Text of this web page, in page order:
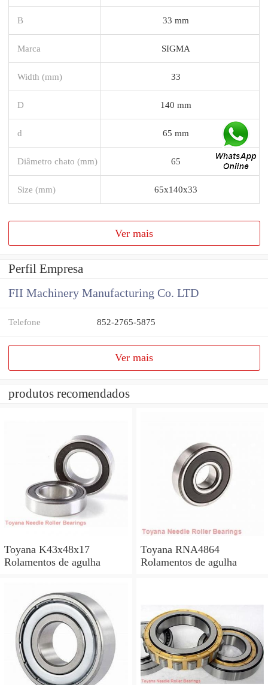
B 33 mm
Marca SIGMA
Width (mm) 33
D 140 mm
d 65 mm
Diâmetro chato (mm) 65
Size (mm) 65x140x33
Ver mais
Perfil Empresa
FII Machinery Manufacturing Co. LTD
Telefone 852-2765-5875
Ver mais
produtos recomendados
Toyana K43x48x17
Rolamentos de agulha
Toyana RNA4864
Rolamentos de agulha